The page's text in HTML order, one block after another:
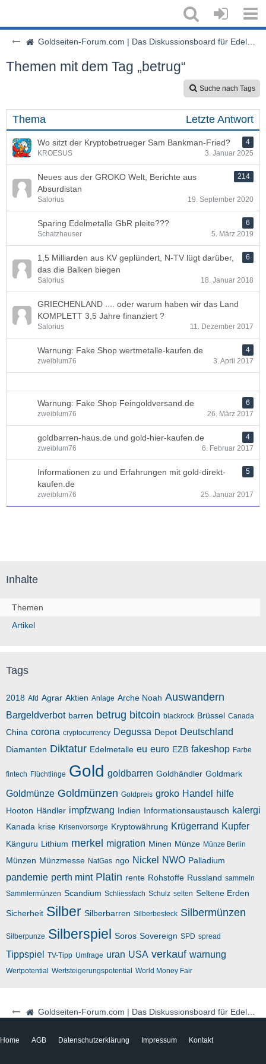
Goldseiten-Forum.com | Das Diskussionsboard für Edelmetalle & Rohstoffe
Goldseiten-Forum.com | Das Diskussionsboard für Edelmetalle & Rohstoffe
Themen mit dem Tag „betrug“
Suche nach Tags
Thema Letzte Antwort
Wo sitzt der Kryptobetrueger Sam Bankman-Fried?
4
KROESUS
3. Januar 2025
Neues aus der GROKO Welt, Berichte aus
Absurdistan
214
Salorius 19. September 2020
Sparing Edelmetalle GbR pleite???
6
Schatzhauser
5. März 2019
1,5 Milliarden aus KV geplündert, N-TV lügt darüber,
das die Balken biegen
6
Salorius 18. Januar 2018
GRIECHENLAND .... oder warum haben wir das Land
KOMPLETT 3,5 Jahre finanziert ?
Salorius 11. Dezember 2017
Warnung: Fake Shop wertmetalle-kaufen.de
4
zweiblum76
3. April 2017
Warnung: Fake Shop Feingoldversand.de
6
zweiblum76
26. März 2017
goldbarren-haus.de und gold-hier-kaufen.de
4
zweiblum76
6. Februar 2017
Informationen zu und Erfahrungen mit gold-direkt-
kaufen.de
5
zweiblum76 25. Januar 2017
Inhalte
Themen
Artikel
Tags
2018 Afd Agrar Aktien Anlage Arche Noah Auswandern
Bargeldverbot barren betrug bitcoin blackrock Brüssel Canada
China corona cryptocurrency Degussa Depot Deutschland
Diamanten Diktatur Edelmetalle eu euro EZB fakeshop Farbe
fintech Flüchtlinge Gold goldbarren Goldhändler Goldmark
Goldmünze Goldmünzen Goldpreis groko Handel hilfe
Hooton Händler impfzwang Indien Informationsaustausch kalergi
Kanada krise Krisenvorsorge Kryptowährung Krügerrand Kupfer
Känguru Lithium merkel migration Minen Münze Münze Berlin
Münzen Münzmesse NatGas ngo Nickel NWO Palladium
pandemie perth mint Platin rente Rohstoffe Russland sammeln
Sammlermünzen Scandium Schliessfach Schulz selten Seltene Erden
Sicherheit Silber Silberbarren Silberbesteck Silbermünzen
Silberpunze Silberspiel Soros Sovereign SPD spread
Tippspiel TV-Tipp Umfrage uran USA verkauf warnung
Wertpotential Wertsteigerungspotential World Money Fair
Home AGB Datenschutzerklärung Impressum Kontakt